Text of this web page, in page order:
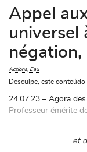
Appel
universel
Actions Eau
Desculpe, este
24.07.23 – Agora
Professeur émérite
et